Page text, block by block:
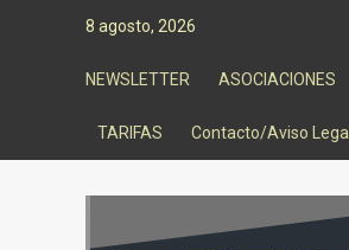
8 agosto, 2026
NEWSLETTER ASOCIACIONES
TARIFAS Contacto/Aviso Legal